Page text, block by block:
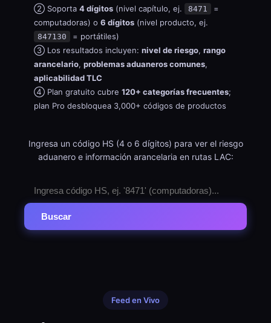
② Soporta 4 dígitos (nivel capítulo, ej. 8471
=
computadoras) o 6 dígitos (nivel producto, ej.
847130
= portátiles)
③ Los resultados incluyen: nivel de riesgo, rango
arancelario, problemas aduaneros comunes,
aplicabilidad TLC
④ Plan gratuito cubre 120+ categorías frecuentes;
plan Pro desbloquea 3,000+ códigos de productos
Ingresa un código HS (4 o 6 dígitos) para ver el riesgo
aduanero e información arancelaria en rutas LAC:
Buscar
Feed en Vivo